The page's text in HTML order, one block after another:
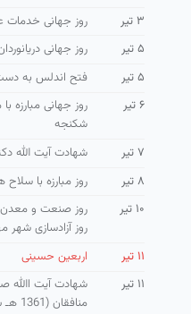
۳ تیر
روز جهانی خدمات
۵ تیر
روز جهانی
۵ تیر
فتح اندلس به دست
۶ تیر
روز جهانی مبارزه
شکنجه
۷ تیر
شهادت آیت الله
۸ تیر
روز مبارزه با
۱۰ تیر
روز صنعت و معدن
روز آزادسازی شهر
۱۱ تیر
اربعین حسینی
۱۱ تیر
شهادت آیت
منافقان (1361 هـ ش)